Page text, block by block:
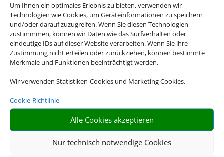
Um Ihnen ein optimales Erlebnis zu bieten, verwenden wir
Technologien wie Cookies, um Geräteinformationen zu speichern
und/oder darauf zuzugreifen. Wenn Sie diesen Technologien
zustimmmen, können wir Daten wie das Surfverhalten oder
eindeutige IDs auf dieser Website verarbeiten. Wenn Sie ihre
Zustimmung nicht erteilen oder zurückziehen, können bestimmte
Merkmale und Funktionen beeinträchtigt werden.
Wir verwenden Statistiken-Cookies und Marketing Cookies.
Cookie-Richtlinie
Alle Cookies akzeptieren
Nur technisch notwendige Cookies